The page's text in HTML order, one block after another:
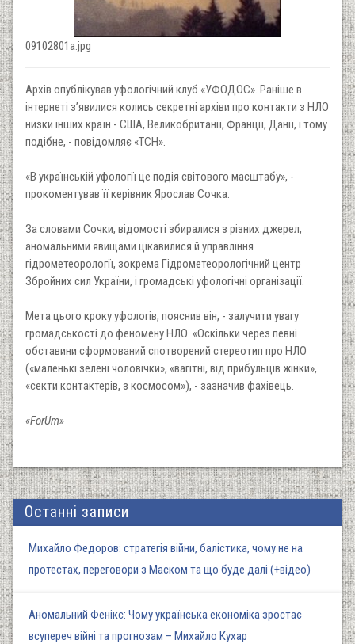
09102801a.jpg
Архів опублікував уфологічний клуб «УФОДОС». Раніше в
інтернеті з’явилися колись секретні архіви про контакти з НЛО
низки інших країн - США, Великобританії, Франції, Данії, і тому
подібне, - повідомляє «ТСН».
«В українській уфології це подія світового масштабу», -
прокоментував її керівник Ярослав Сочка.
За словами Сочки, відомості збиралися з різних джерел,
аномальними явищами цікавилися й управління
гідрометеорології, зокрема Гідрометеорологічний центр
Збройних сил України, і громадські уфологічні організації.
Мета цього кроку уфологів, пояснив він, - залучити увагу
громадськості до феномену НЛО. «Оскільки через певні
обставини сформований спотворений стереотип про НЛО
(«маленькі зелені чоловічки», «вагітні, від прибульців жінки»,
«секти контактерів, з космосом»), - зазначив фахівець.
«ForUm»
Останні записи
Михайло Федоров: стратегія війни, балістика, чому не на
протестах, переговори з Маском та що буде далі (+відео)
Аномальний Фенікс: Чому українська економіка зростає
всупереч війні та прогнозам – Михайло Кухар